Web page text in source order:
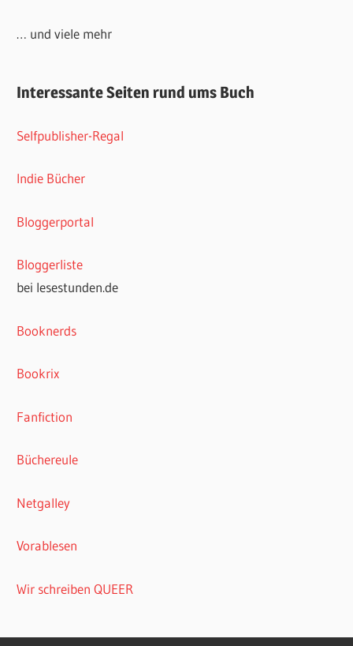
… und viele mehr
Interessante Seiten rund ums Buch
Selfpublisher-Regal
Indie Bücher
Bloggerportal
Bloggerliste
bei lesestunden.de
Booknerds
Bookrix
Fanfiction
Büchereule
Netgalley
Vorablesen
Wir schreiben QUEER